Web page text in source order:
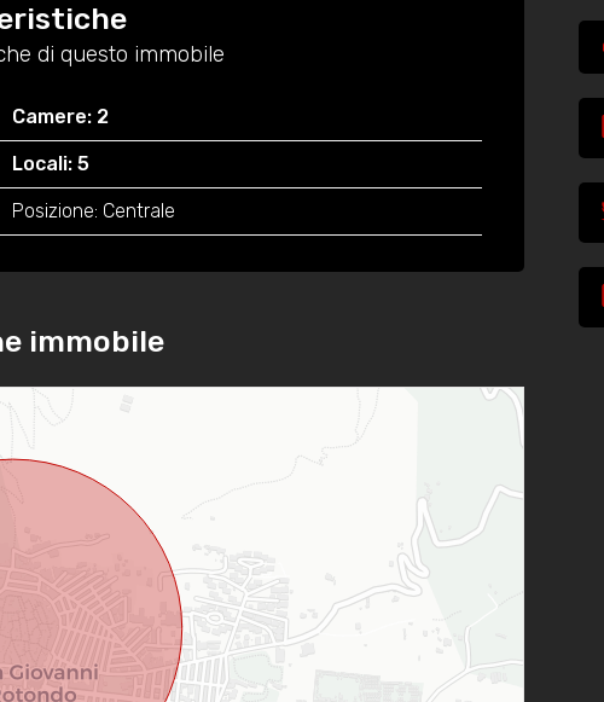
di questo immobile
Camere: 2
Locali: 5
Posizione: Centrale
immobile